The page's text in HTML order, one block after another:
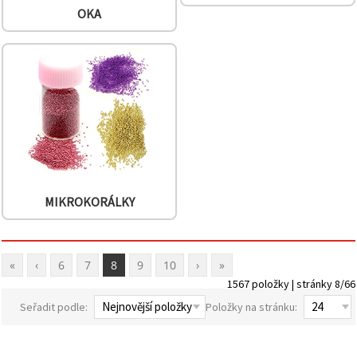
OKA
MIKROKORÁLKY
« ‹ 6 7 8 9 10 › »
1567 položky | stránky 8/66
Seřadit podle:
Položky na stránku: